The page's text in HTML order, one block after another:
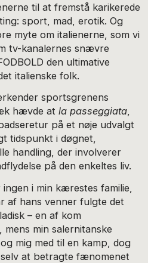
til at fremstå karikerede
sport, mad, erotik. Og
myte om italienerne, som vi
tv-kanalernes snævre
den ultimative
italienske folk.
sportsgrenens
hævde atla passeggiata,
på et nøje udvalgt
tidspunkt i døgnet,
handling, der involverer
på den enkeltes liv.
i min kærestes familie,
af hans venner fulgte det
– en af kom
min salernitanske
mig med til en kamp, dog
at betragte fænomenet